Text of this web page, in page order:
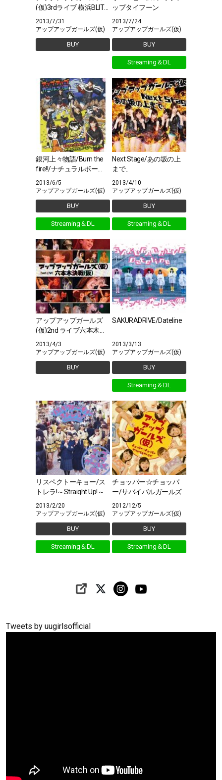
(仮)3rdライブ 横浜BLITZ
大決戦(仮)
2013/7/31
アップアップガールズ(仮)
BUY
ップタイフーン
2013/7/24
アップアップガールズ(仮)
BUY
Streaming＆DL
銀河上々物語/Burn the
fire!!/ナチュラルボー
ン・アイドル
2013/6/5
アップアップガールズ(仮)
BUY
Streaming＆DL
Next Stage/あの坂の上
まで、
2013/4/10
アップアップガールズ(仮)
BUY
Streaming＆DL
アップアップガールズ
(仮)2nd ライブ六本木決
戦(仮)
2013/4/3
アップアップガールズ(仮)
BUY
SAKURADRIVE/Dateline
2013/3/13
アップアップガールズ(仮)
BUY
Streaming＆DL
リスペクトーキョー/ス
トレラ!～Straight Up!～
2013/2/20
アップアップガールズ(仮)
BUY
Streaming＆DL
チョッパー☆チョッパ
ー/サバイバルガールズ
2012/12/5
アップアップガールズ(仮)
BUY
Streaming＆DL
Tweets by uugirlsofficial